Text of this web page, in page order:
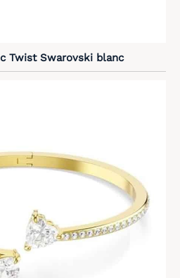
Twist Swarovski blanc